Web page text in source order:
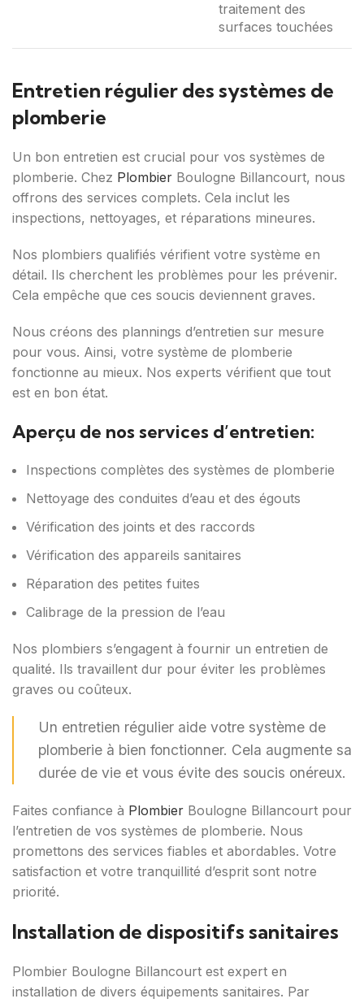
traitement des
surfaces touchées
Entretien régulier des systèmes de
plomberie
Un bon entretien est crucial pour vos systèmes de
plomberie. Chez Plombier Boulogne Billancourt, nous
offrons des services complets. Cela inclut les
inspections, nettoyages, et réparations mineures.
Nos plombiers qualifiés vérifient votre système en
détail. Ils cherchent les problèmes pour les prévenir.
Cela empêche que ces soucis deviennent graves.
Nous créons des plannings d’entretien sur mesure
pour vous. Ainsi, votre système de plomberie
fonctionne au mieux. Nos experts vérifient que tout
est en bon état.
Aperçu de nos services d’entretien:
Inspections complètes des systèmes de plomberie
Nettoyage des conduites d’eau et des égouts
Vérification des joints et des raccords
Vérification des appareils sanitaires
Réparation des petites fuites
Calibrage de la pression de l’eau
Nos plombiers s’engagent à fournir un entretien de
qualité. Ils travaillent dur pour éviter les problèmes
graves ou coûteux.
Un entretien régulier aide votre système de
plomberie à bien fonctionner. Cela augmente sa
durée de vie et vous évite des soucis onéreux.
Faites confiance à Plombier Boulogne Billancourt pour
l’entretien de vos systèmes de plomberie. Nous
promettons des services fiables et abordables. Votre
satisfaction et votre tranquillité d’esprit sont notre
priorité.
Installation de dispositifs sanitaires
Plombier Boulogne Billancourt est expert en
installation de divers équipements sanitaires. Par